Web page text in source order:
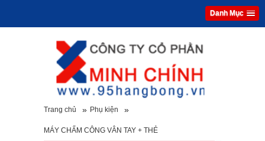
Danh Mục
Trang chủ » Phụ kiện »
MÁY CHẤM CÔNG VÂN TAY + THẺ